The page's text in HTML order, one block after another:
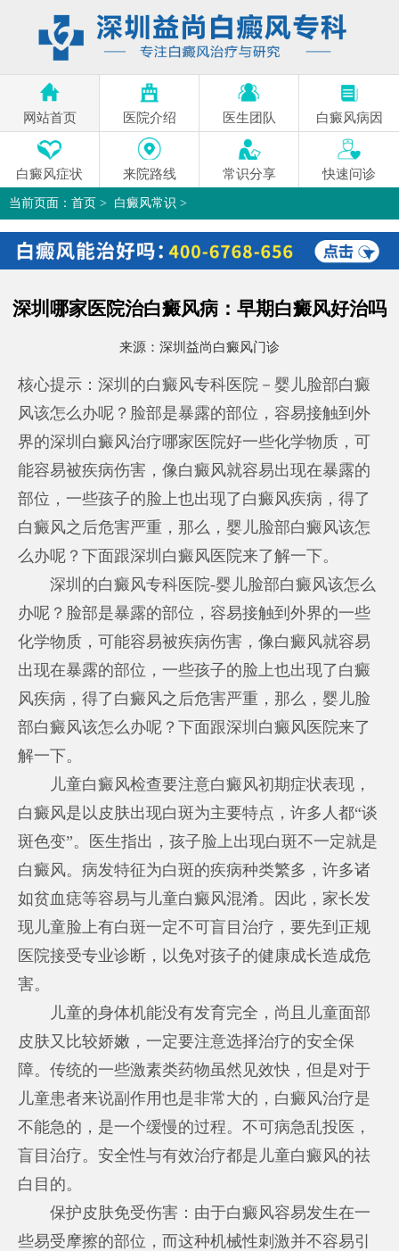
网站首页 医院介绍 医生团队 白癜风病因
白癜风症状 来院路线 常识分享 快速问诊
当前页面： 首页 > 白癜风常识 >
深圳哪家医院治白癜风病：早期白癜风好治吗>
深圳哪家医院治白癜风病：早期白癜风好治吗
来源： 深圳益尚白癜风门诊
核心提示：深圳的白癜风专科医院－婴儿脸部白癜
风该怎么办呢？脸部是暴露的部位，容易接触到外
界的深圳白癜风治疗哪家医院好一些化学物质，可
能容易被疾病伤害，像白癜风就容易出现在暴露的
部位，一些孩子的脸上也出现了白癜风疾病，得了
白癜风之后危害严重，那么，婴儿脸部白癜风该怎
么办呢？下面跟深圳白癜风医院来了解一下。
深圳的白癜风专科医院-婴儿脸部白癜风该怎么
办呢？脸部是暴露的部位，容易接触到外界的一些
化学物质，可能容易被疾病伤害，像白癜风就容易
出现在暴露的部位，一些孩子的脸上也出现了白癜
风疾病，得了白癜风之后危害严重，那么，婴儿脸
部白癜风该怎么办呢？下面跟深圳白癜风医院来了
解一下。
儿童白癜风检查要注意白癜风初期症状表现，
白癜风是以皮肤出现白斑为主要特点，许多人都“谈
斑色变”。医生指出，孩子脸上出现白斑不一定就是
白癜风。病发特征为白斑的疾病种类繁多，许多诸
如贫血痣等容易与儿童白癜风混淆。因此，家长发
现儿童脸上有白斑一定不可盲目治疗，要先到正规
医院接受专业诊断，以免对孩子的健康成长造成危
害。
儿童的身体机能没有发育完全，尚且儿童面部
皮肤又比较娇嫩，一定要注意选择治疗的安全保
障。传统的一些激素类药物虽然见效快，但是对于
儿童患者来说副作用也是非常大的，白癜风治疗是
不能急的，是一个缓慢的过程。不可病急乱投医，
盲目治疗。安全性与有效治疗都是儿童白癜风的祛
白目的。
保护皮肤免受伤害：由于白癜风容易发生在一
些易受摩擦的部位，而这种机械性刺激并不容易引